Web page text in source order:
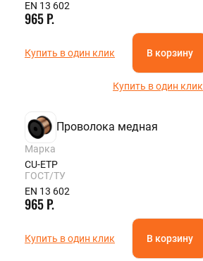
EN 13 602
965 Р.
Купить в один клик В корзину
Купить в один клик
Проволока медная
Марка
CU-ETP
ГОСТ/ТУ
EN 13 602
965 Р.
Купить в один клик В корзину